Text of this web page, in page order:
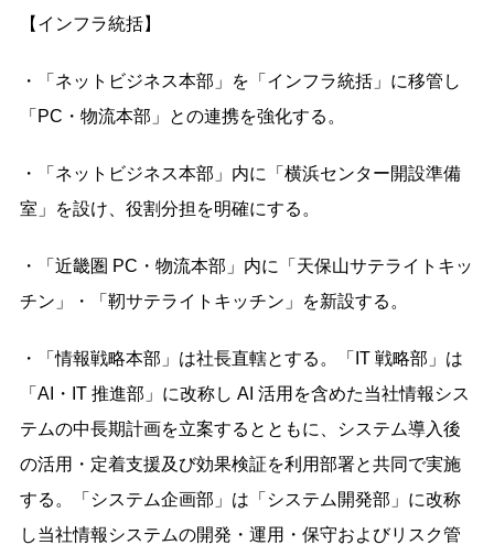
【 インフラ統括】
・「ネットビジネス本部」を「インフラ統括」に移管し
「PC・物流本部」との連携を強化する。
・「ネットビジネス本部」内に「横浜センター開設準備
室」を設け、役割分担を明確にする。
・「近畿圏 PC・物流本部」内に「天保⼭サテライトキッ
チン」・「靭サテライトキッチン」を新設する。
・「情報戦略本部」は社⻑直轄とする。「IT 戦略部」は
「AI・IT 推進部」に改称し AI 活⽤を含めた当社情報シス
テムの中⻑期計画を⽴案するとともに、システム導⼊後
の活⽤・定着⽀援及び効果検証を利⽤部署と共同で実施
する。「システム企画部」は「システム開発部」に改称
し当社情報システムの開発・運⽤・保守およびリスク管